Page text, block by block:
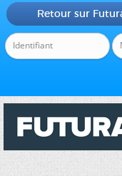
Retour sur